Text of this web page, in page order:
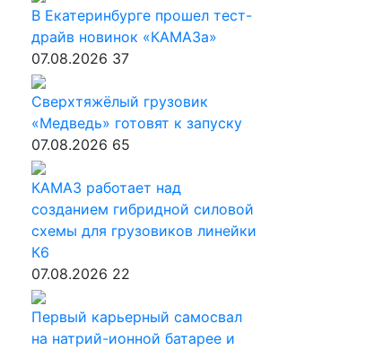
В Екатеринбурге прошел тест-
драйв новинок «КАМАЗа»
07.08.2026 37
Сверхтяжёлый грузовик
«Медведь» готовят к запуску
07.08.2026 65
КАМАЗ работает над
созданием гибридной силовой
схемы для грузовиков линейки
К6
07.08.2026 22
Первый карьерный самосвал
на натрий-ионной батарее и